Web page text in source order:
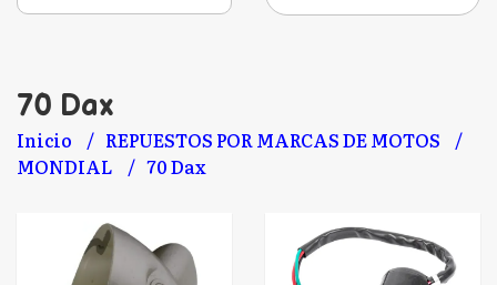
70 Dax
Inicio
REPUESTOS POR MARCAS DE MOTOS
MONDIAL
70 Dax